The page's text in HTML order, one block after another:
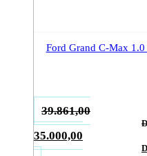
Ford Grand C-Max
39.861,00
Den
oprindelige
35.000,00